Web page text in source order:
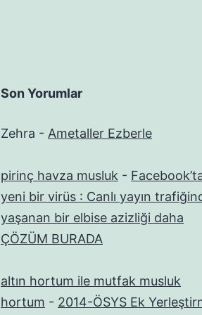
Son Yorumlar
Zehra - Ametaller Ezberle
pirinç havza musluk -
yeni bir virüs : Canlı yayın
yaşanan bir elbise azizliği daha
ÇÖZÜM BURADA
altın hortum ile mutfak musluk
hortum - 2014-ÖSYS Ek